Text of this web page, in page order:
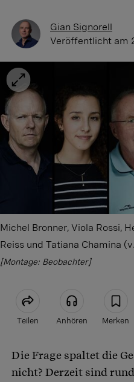
Gian Signorell
Veröffentlicht am
Michel Bronner, Viola Rossi,
Reiss und Tatiana Chamina
[Montage: Beobachter]
Teilen Anhören Merken
Artikel teilen
Die Frage spaltet die
nicht? Derzeit sind